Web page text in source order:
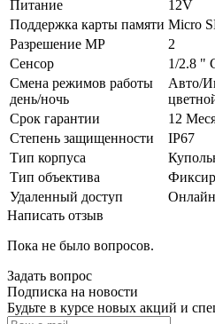
Питание
12V
Поддержка карты памяти Micro
Разрешение MP
2
Сенсор
1/2.8 "
Смена режимов работы
день/ночь
Авто/
Срок гарантии
12
Степень защищенности
IP67
Тип корпуса
Тип объектива
Удаленный доступ
Написать отзыв
Пока не было вопросов.
Задать вопрос
Подписка на новости
Будьте в курсе новых акций и